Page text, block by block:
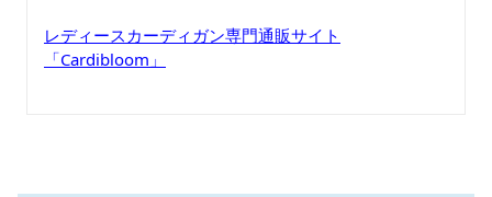
レディースカーディガン専門通販サイト
「Cardibloom」